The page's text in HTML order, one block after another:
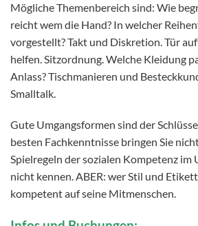
Mögliche Themenbereich sind: Wie
reicht wem die Hand? In welcher
vorgestellt? Takt und Diskretion. Tür
helfen. Sitzordnung. Welche Kleidung
Anlass? Tischmanieren und
Smalltalk.
Gute Umgangsformen sind der
besten Fachkenntnisse bringen Sie
Spielregeln der sozialen Kompetenz im
nicht kennen. ABER: wer Stil und
kompetent auf seine Mitmenschen.